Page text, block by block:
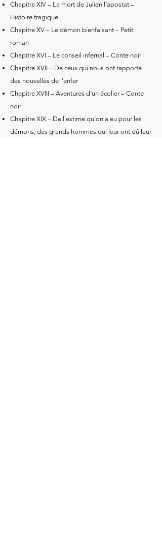
Chapitre XIV – La mort de Julien l’apostat –
Histoire tragique
Chapitre XV – Le démon bienfaisant – Petit
roman
Chapitre XVI – Le conseil infernal – Conte noir
Chapitre XVII – De ceux qui nous ont rapporté
des nouvelles de l’enfer
Chapitre XVIII – Aventures d’un écolier – Conte
noir
Chapitre XIX – De l’estime qu’on a eu pour les
démons, des grands hommes qui leur ont dû leur